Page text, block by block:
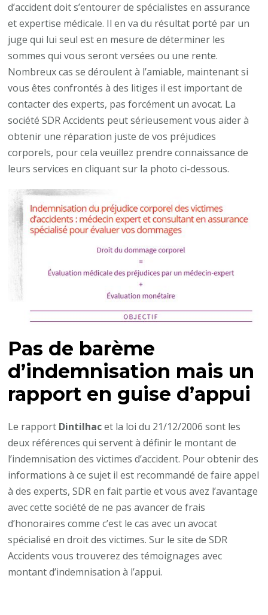
d’accident doit s’entourer de spécialistes en assurance
et expertise médicale. Il en va du résultat porté par un
juge qui lui seul est en mesure de déterminer les
sommes qui vous seront versées ou une rente.
Nombreux cas se déroulent à l’amiable, maintenant si
vous êtes confrontés à des litiges il est important de
contacter des experts, pas forcément un avocat. La
société SDR Accidents peut sérieusement vous aider à
obtenir une réparation juste de vos préjudices
corporels, pour cela veuillez prendre connaissance de
leurs services en cliquant sur la photo ci-dessous.
Pas de barème
d’indemnisation mais un
rapport en guise d’appui
Le rapport Dintilhacet la loi du 21/12/2006 sont les
deux références qui servent à définir le montant de
l’indemnisation des victimes d’accident. Pour obtenir des
informations à ce sujet il est recommandé de faire appel
à des experts, SDR en fait partie et vous avez l’avantage
avec cette société de ne pas avancer de frais
d’honoraires comme c’est le cas avec un avocat
spécialisé en droit des victimes. Sur le site de SDR
Accidents vous trouverez des témoignages avec
montant d’indemnisation à l’appui.